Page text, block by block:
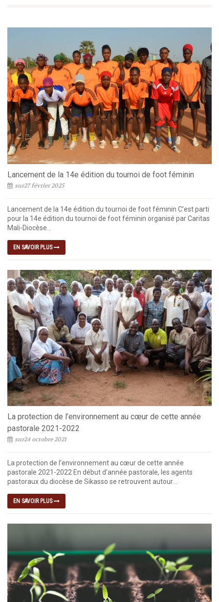
Temps Ordinaire
Lancement de la 14e édition du tournoi de foot féminin
sur27 février 2025
Lancement de la 14e édition du tournoi de foot féminin C’est parti
pour la 14e édition du tournoi de foot féminin organisé par Caritas
Mali-Diocèse...
EN SAVOIR PLUS
La protection de l’environnement au cœur de cette année
pastorale 2021-2022
sur24 octobre 2021
La protection de l’environnement au cœur de cette année
pastorale 2021-2022 En début d’année pastorale, les agents
pastoraux du diocèse de Sikasso se retrouvent autour...
EN SAVOIR PLUS